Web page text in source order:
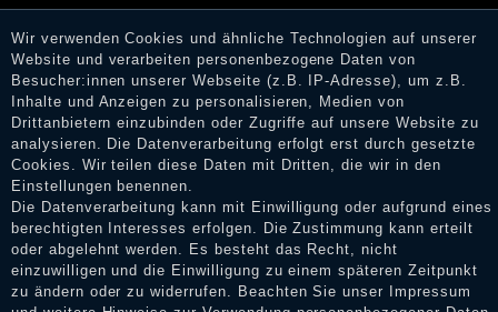
Dienstleistungen gar nicht erworben oder genutzt haben. Nach
Erhalt einer Benachrichtigungs-E-Mail können Händler die
Bewertungen verifizieren und über die erfolgte Verifizierung im
Shop informieren.
Impressum
Daten­schutz­erklärung
Wir verwenden Cookies und ähnliche Technologien auf unserer
Website und verarbeiten personenbezogene Daten von
Besucher:innen unserer Webseite (z.B. IP-Adresse), um z.B.
Inhalte und Anzeigen zu personalisieren, Medien von
Drittanbietern einzubinden oder Zugriffe auf unsere Website zu
analysieren. Die Datenverarbeitung erfolgt erst durch gesetzte
Cookies. Wir teilen diese Daten mit Dritten, die wir in den
Einstellungen benennen.
Die Datenverarbeitung kann mit Einwilligung oder aufgrund eines
berechtigten Interesses erfolgen. Die Zustimmung kann erteilt
oder abgelehnt werden. Es besteht das Recht, nicht
einzuwilligen und die Einwilligung zu einem späteren Zeitpunkt
zu ändern oder zu widerrufen. Beachten Sie unser
Impressum